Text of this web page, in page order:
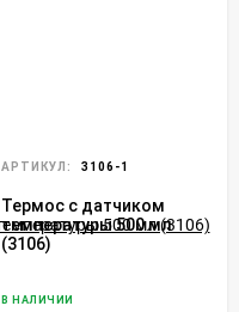
АРТИКУЛ: 3106-1
Термос с датчиком
температуры 500 мл
(3106)
В НАЛИЧИИ